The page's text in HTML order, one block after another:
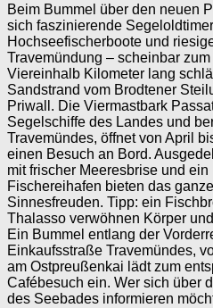
Beim Bummel über den neuen
sich faszinierende
Hochseefischerboote und
Travemündung – scheinbar
Viereinhalb Kilometer lang
Sandstrand vom Brodtener
Priwall. Die Viermastbark
Segelschiffe des Landes und
Travemündes, öffnet von April
einen Besuch an Bord.
mit frischer Meeresbrise und
Fischereihafen bieten das
Sinnesfreuden. Tipp: ein
Thalasso verwöhnen Körper
Ein Bummel entlang der
Einkaufsstraße Travemündes,
am Ostpreußenkai lädt zum
Cafébesuch ein. Wer sich über
des Seebades informieren